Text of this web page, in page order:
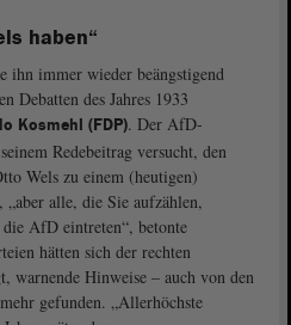
haben“
ihn immer wieder beängstigend
Debatten des Jahres 1933
Kosmehl (FDP). Der AfD-
Redebeitrag versucht, den
Wels zu einem (heutigen)
alle, die Sie aufzählen,
AfD eintreten“, betonte
hätten sich der rechten
warnende Hinweise – auch von den
gefunden. „Allerhöchste